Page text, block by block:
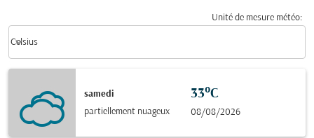
Unité de mesure météo:
Celsius
keyboard_arrow_down
samedi
partiellement nuageux
33°C
08/08/2026